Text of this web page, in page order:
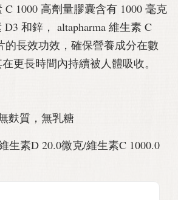
C 1000 高劑量膠囊含有 1000 毫克
和鋅， altapharma 維生素 C
的長效功效，確保營養成分在數
更長時間內持續被人體吸收。
麩質，無乳糖
生素D 20.0微克/維生素C 1000.0